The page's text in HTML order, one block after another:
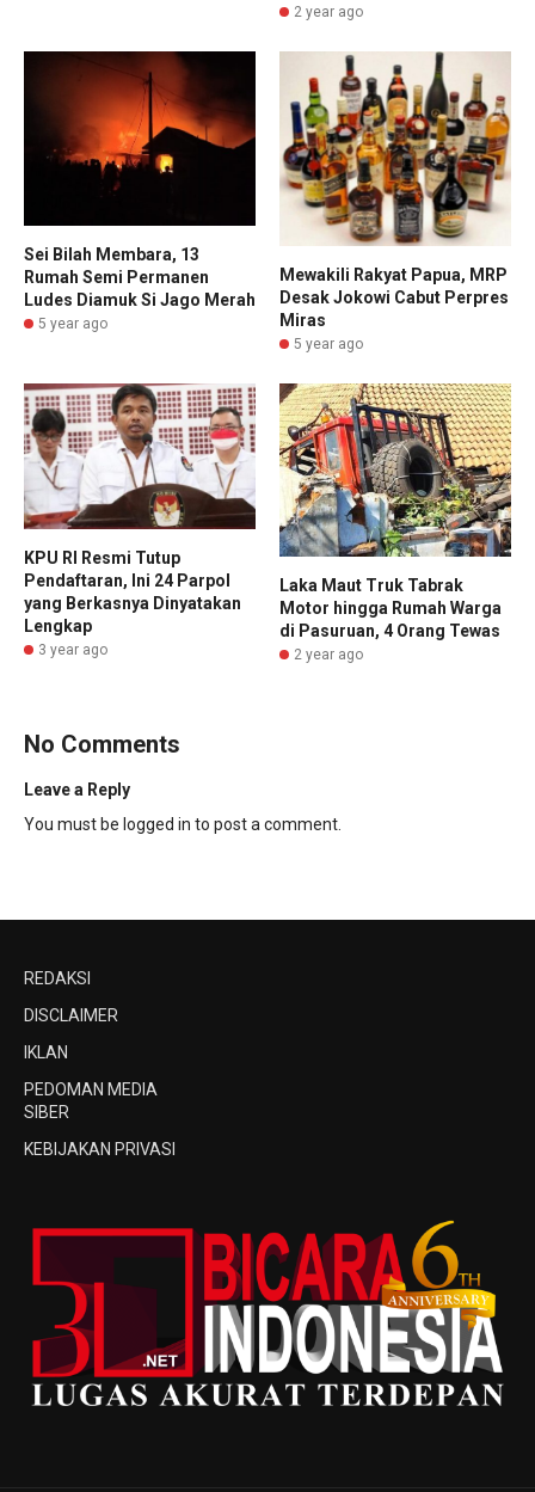
2 year ago
Sei Bilah Membara, 13
Rumah Semi Permanen
Ludes Diamuk Si Jago Merah
5 year ago
Mewakili Rakyat Papua, MRP
Desak Jokowi Cabut Perpres
Miras
5 year ago
KPU RI Resmi Tutup
Pendaftaran, Ini 24 Parpol
yang Berkasnya Dinyatakan
Lengkap
3 year ago
Laka Maut Truk Tabrak
Motor hingga Rumah Warga
di Pasuruan, 4 Orang Tewas
2 year ago
No Comments
Leave a Reply
You must be logged in to post a comment.
REDAKSI
DISCLAIMER
IKLAN
PEDOMAN MEDIA
SIBER
KEBIJAKAN PRIVASI